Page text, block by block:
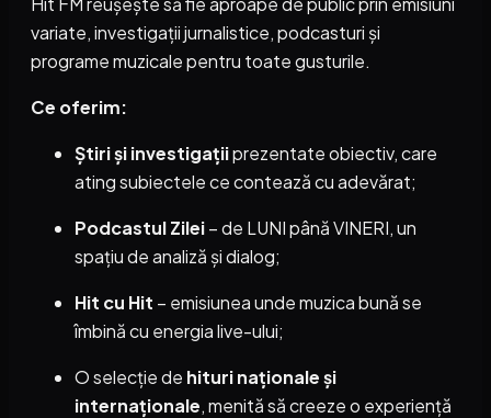
variate, investigații jurnalistice, podcasturi și
programe muzicale pentru toate gusturile.
Ce oferim:
Știri și investigațiiprezentate obiectiv, care
ating subiectele ce contează cu adevărat;
Podcastul Zilei– de LUNI până VINERI, un
spațiu de analiză și dialog;
Hit cu Hit – emisiunea unde muzica bună se
îmbină cu energia live-ului;
O selecție de hituri naționale și
internaționale, menită să creeze o experiență